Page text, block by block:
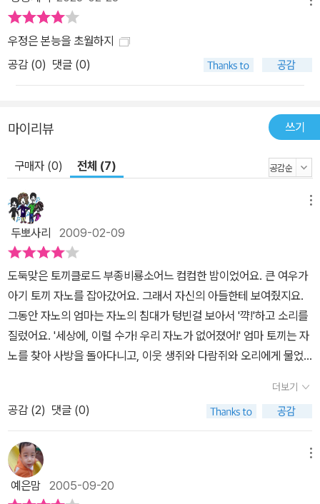
우정은 본능을 초월하지
공감 (0) 댓글 (0)
마이리뷰 쓰기
구매자 (0) 전체 (7)
두뽀사리 2009-02-09
도둑맞은 토끼클로드 부종비룡소어느 컴컴한 밤이었어요. 큰 여우가
아기 토끼 자노를 잡아갔어요. 그래서 자신의 아들한테 보여줬지요.
그동안 자노의 엄마는 자노의 침대가 텅빈걸 보아서 '꺅!'하고 소리를
질렀어요. '세상에, 이럴 수가! 우리 자노가 없어졌어!' 엄마 토끼는 자
노를 찾아 사방을 돌아다니고, 이웃 생쥐와 다람쥐와 오리에게 물었
요. 그 큰 여우는 자신의 아들에게 토끼는 여우들의 먹고 마시는 거라
고 이야기 해 주는 데다가 토끼가 뭔지도 알려 주었어요. 그리고 자노
의 두 귀를 잡으며자신이 산책을 갔다올 동안 자노의 귀를 아까 엄마
가 한 것처럼 잡아 보라고 하였지만, 한 순간도 잡아지지 않았어요. 그
런데 갑자기 자노가 도망을 쳤어요. 그래서 잡으려고 책상을 빙빙 돌
고 서로 신나게 놀다가 지쳐서 어깨동무를 하고 앉았어요. 그런데 마
더보기
공감 (2) 댓글 (0)
예은맘 2005-09-20